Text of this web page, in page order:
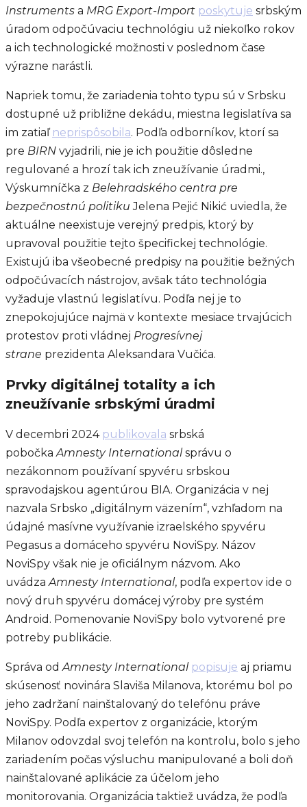
Instruments a MRG Export-Import poskytuje srbským
úradom odpočúvaciu technológiu už niekoľko rokov
a ich technologické možnosti v poslednom čase
výrazne narástli.
Napriek tomu, že zariadenia tohto typu sú v Srbsku
dostupné už približne dekádu, miestna legislatíva sa
im zatiaľ neprispôsobila. Podľa odborníkov, ktorí sa
pre BIRN vyjadrili, nie je ich použitie dôsledne
regulované a hrozí tak ich zneužívanie úradmi.,
Výskumníčka z Belehradského centra pre
bezpečnostnú politiku Jelena Pejić Nikić uviedla, že
aktuálne neexistuje verejný predpis, ktorý by
upravoval použitie tejto špecifickej technológie.
Existujú iba všeobecné predpisy na použitie bežných
odpočúvacích nástrojov, avšak táto technológia
vyžaduje vlastnú legislatívu. Podľa nej je to
znepokojujúce najmä v kontexte mesiace trvajúcich
protestov proti vládnej Progresívnej
strane prezidenta Aleksandara Vučića.
Prvky digitálnej totality a ich
zneužívanie srbskými úradmi
V decembri 2024 publikovala srbská
pobočka Amnesty Internationalsprávu o
nezákonnom používaní spyvéru srbskou
spravodajskou agentúrou BIA. Organizácia v nej
nazvala Srbsko „digitálnym väzením“, vzhľadom na
údajné masívne využívanie izraelského spyvéru
Pegasus a domáceho spyvéru NoviSpy. Názov
NoviSpy však nie je oficiálnym názvom. Ako
uvádza Amnesty International, podľa expertov ide o
nový druh spyvéru domácej výroby pre systém
Android. Pomenovanie NoviSpy bolo vytvorené pre
potreby publikácie.
Správa od Amnesty International popisuje aj priamu
skúsenosť novinára Slaviša Milanova, ktorému bol po
jeho zadržaní nainštalovaný do telefónu práve
NoviSpy. Podľa expertov z organizácie, ktorým
Milanov odovzdal svoj telefón na kontrolu, bolo s jeho
zariadením počas výsluchu manipulované a boli doň
nainštalované aplikácie za účelom jeho
monitorovania. Organizácia taktiež uvádza, že podľa